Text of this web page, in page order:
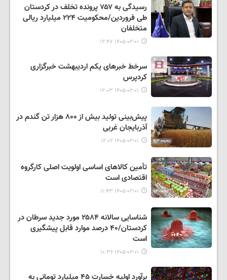
رسیدگی به ۷۵۷ پرونده تخلف در کردستان
طی فروردین/محکومیت ۲۲۴ میلیارد ریالی
متخلفان
۱۴۰۵-۰۲-۰۱ ۱۲:۴۷
سرخط خبرهای یکم اردیبهشت خبرگزاری
کردپرس
۱۴۰۵-۰۲-۰۱ ۱۲:۰۳
پیش‌بینی تولید بیش از ۸۰۰ هزار تن گندم در
آذربایجان غربی
۱۴۰۵-۰۲-۰۱ ۱۲:۰۲
تأمین کالاهای اساسی اولویت اصلی کارگروه
اقتصادی است
۱۴۰۵-۰۲-۰۱ ۱۱:۴۳
شناسایی سالانه ۲۵۸۴ مورد جدید سرطان در
کردستان/۴۰ درصد موارد قابل پیشگیری
است
۱۴۰۵-۰۲-۰۱ ۱۰:۳۶
برآورد اولیه خسارت ۴۵ میلیارد تومانی به